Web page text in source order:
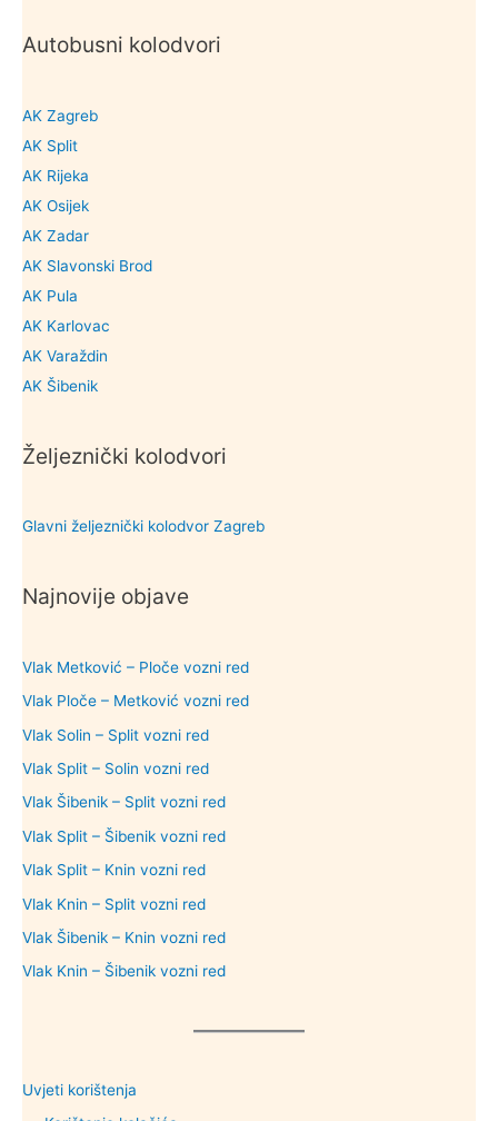
Autobusni kolodvori
AK Zagreb
AK Split
AK Rijeka
AK Osijek
AK Zadar
AK Slavonski Brod
AK Pula
AK Karlovac
AK Varaždin
AK Šibenik
Željeznički kolodvori
Glavni željeznički kolodvor Zagreb
Najnovije objave
Vlak Metković – Ploče vozni red
Vlak Ploče – Metković vozni red
Vlak Solin – Split vozni red
Vlak Split – Solin vozni red
Vlak Šibenik – Split vozni red
Vlak Split – Šibenik vozni red
Vlak Split – Knin vozni red
Vlak Knin – Split vozni red
Vlak Šibenik – Knin vozni red
Vlak Knin – Šibenik vozni red
Uvjeti korištenja